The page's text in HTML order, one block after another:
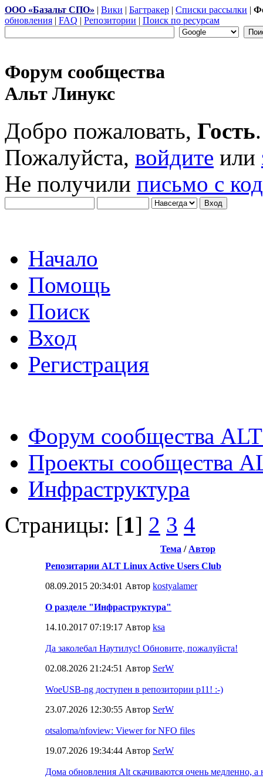
ООО «Базальт СПО» | Вики | Багтракер | Списки рассылки |
обновления | FAQ | Репозитории | Поиск по ресурсам
Форум сообщества
Альт Линукс
Добро пожаловать, Гость.
Пожалуйста, войдите или
Не получили письмо с
Начало
Помощь
Поиск
Вход
Регистрация
Форум сообщества
Проекты сообщества
Инфраструктура
Страницы: [1] 2 3 4
Тема / Автор
Репозитарии ALT Linux Active Users Club
08.09.2015 20:34:01 Автор kostyalamer
О разделе "Инфраструктура"
14.10.2017 07:19:17 Автор ksa
Да заколебал Наутилус! Обновите, пожалуйста!
02.08.2026 21:24:51 Автор SerW
WoeUSB-ng доступен в репозитории p11! :-)
23.07.2026 12:30:55 Автор SerW
otsaloma/nfoview: Viewer for NFO files
19.07.2026 19:34:44 Автор SerW
Дома обновления Alt скачиваются очень медленно, а